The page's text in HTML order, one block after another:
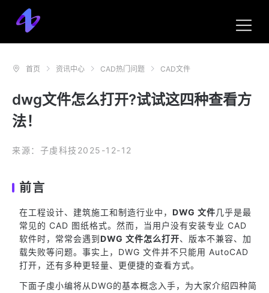
首页 资讯中心 CAD热门问题 CAD文件
dwg文件怎么打开?试试这四种查看方
法！
来源：子虔科技 2025-12-12
前言
在工程设计、建筑施工和制造行业中， DWG 文件几乎是最
常见的 CAD 图纸格式。然而，当用户没有安装专业 CAD
软件时，常常会遇到DWG 文件怎么打开、版本不兼容、加
载失败等问题。事实上，DWG 文件并不只能用 AutoCAD
打开，还有多种更轻量、更便捷的查看方式。
下面子虔小编将从DWG的基本概念入手，为大家介绍四种简